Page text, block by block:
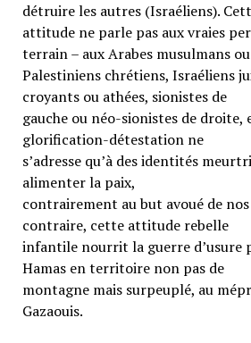
détruire les autres (Israéliens).
attitude ne parle pas aux vraies
terrain – aux Arabes musulmans ou
Palestiniens chrétiens, Israéliens
croyants ou athées, sionistes de
gauche ou néo-sionistes de droite,
glorification-détestation ne
s’adresse qu’à des identités
alimenter la paix,
contrairement au but avoué de
contraire, cette attitude rebelle
infantile nourrit la guerre d’usure
Hamas en territoire non pas de
montagne mais surpeuplé, au
Gazaouis.